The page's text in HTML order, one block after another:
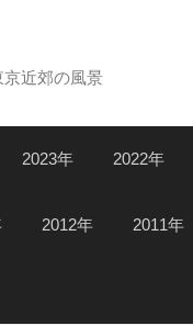
近郊の風景
2023年 2022年
2012年 2011年